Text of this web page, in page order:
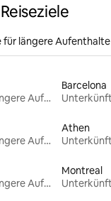
für längere Aufenthalte
Unterkünfte für längere Aufenthalte
Barcelona
Unterkünfte für längere Aufenthalte
Athen
Unterkünfte für längere Aufenthalte
Montreal